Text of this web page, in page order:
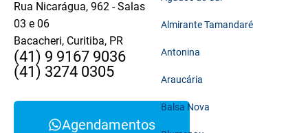
Rua Nicarágua, 962 - Salas
03 e 06
Bacacheri, Curitiba, PR
(41) 9 9167 9036
(41) 3274 0305
Agendamentos
Almirante Tamandaré
Antonina
Araucária
Balsa Nova